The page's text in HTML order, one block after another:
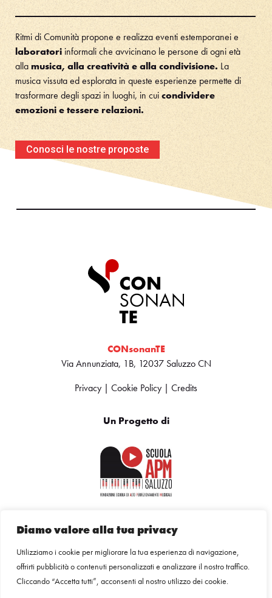
Diamo valore alla tua privacy
Utilizziamo i cookie per migliorare la tua esperienza di navigazione,
offrirti pubblicità o contenuti personalizzati e analizzare il nostro traffico.
Cliccando “Accetta tutti”, acconsenti al nostro utilizzo dei cookie.
Ritmi di Comunità propone e realizza eventi estemporanei e
laboratoriinformali che avvicinano le persone di ogni età
allamusica, alla creatività e alla condivisione. La
musica vissuta ed esplorata in queste esperienze permette di
trasformare degli spazi in luoghi, in cuicondividere
emozioni e tessere relazioni.
Conosci le nostre proposte
CONsonanTE
Via Annunziata, 1B, 12037 Saluzzo CN
Privacy | Cookie Policy | Credits
Un Progetto di
Scrivici una mail
Tel: 0175 47031